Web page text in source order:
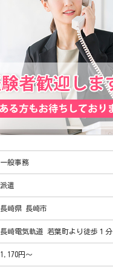
一般事務
派遣
長崎県 長崎市
長崎電気軌道 若葉町より徒歩１分
1,170円～